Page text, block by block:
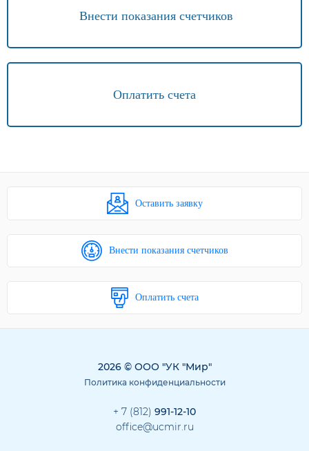
Внести показания счетчиков
Оплатить счета
Оставить заявку
Внести показания счетчиков
Оплатить счета
2026 © ООО "УК "Мир"
Политика конфиденциальности
+ 7 (812) 991-12-10
office@ucmir.ru